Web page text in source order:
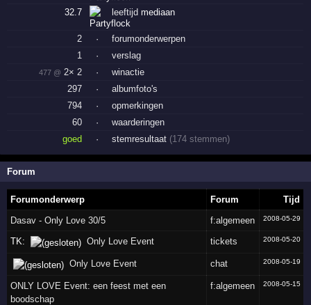
32.7 leeftijd mediaan
2 ·
forumonderwerpen
1
· verslag
477 @ 2× 2 ·
winactie
297
·
albumfoto's
794
·
opmerkingen
60
·
waarderingen
goed
· stemresultaat (174 stemmen)
Forum
Forumonderwerp Forum
Tijd
Dasav - Only Love 30/5
f:algemeen 2008-05-29
TK: Only Love Event tickets 2008-05-20
Only Love Event chat 2008-05-19
ONLY LOVE Event: een feest met een
boodschap
f:algemeen 2008-05-15